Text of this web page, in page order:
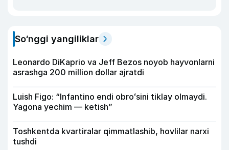
So‘nggi yangiliklar
Leonardo DiKaprio va Jeff Bezos noyob hayvonlarni
asrashga 200 million dollar ajratdi
Luish Figo: “Infantino endi obroʻsini tiklay olmaydi.
Yagona yechim — ketish”
Toshkentda kvartiralar qimmatlashib, hovlilar narxi
tushdi